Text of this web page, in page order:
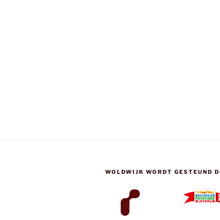
WOLDWIJK WORDT GESTEUND